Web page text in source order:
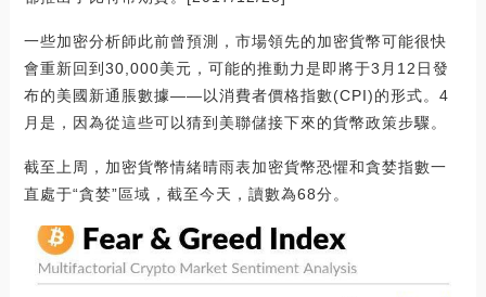
一些加密分析師此前曾預測，市場領先的加密貨幣可能很快
會重新回到30,000美元，可能的推動力是即將于3月12日發
布的美國新通脹數據——以消費者價格指數(CPI)的形式。4
月是，因為從這些可以猜到美聯儲接下來的貨幣政策步驟。
截至上周，加密貨幣情緒晴雨表加密貨幣恐懼和貪婪指數一
直處于“貪婪”區域，截至今天，讀數為68分。